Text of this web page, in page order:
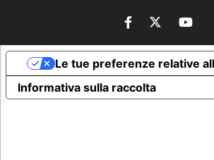
Informativa sulla raccolta
Le tue preferenze relative